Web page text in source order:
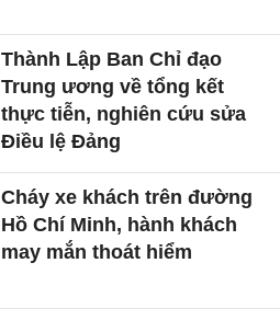
Thành Lập Ban Chỉ đạo
Trung ương về tổng kết
thực tiễn, nghiên cứu sửa
Điều lệ Đảng
Cháy xe khách trên đường
Hồ Chí Minh, hành khách
may mắn thoát hiểm